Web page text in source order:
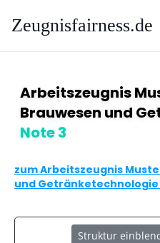
Zeugnisfairness.de
Arbeitszeugnis
Brauwesen und
Note 3
zum Arbeitszeugnis
und
Struktur